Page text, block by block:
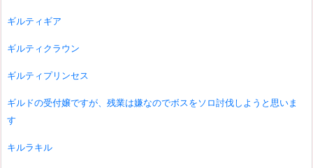
ギルティギア
ギルティクラウン
ギルティプリンセス
ギルドの受付嬢ですが、残業は嫌なのでボスをソロ討伐しようと思いま
す
キルラキル